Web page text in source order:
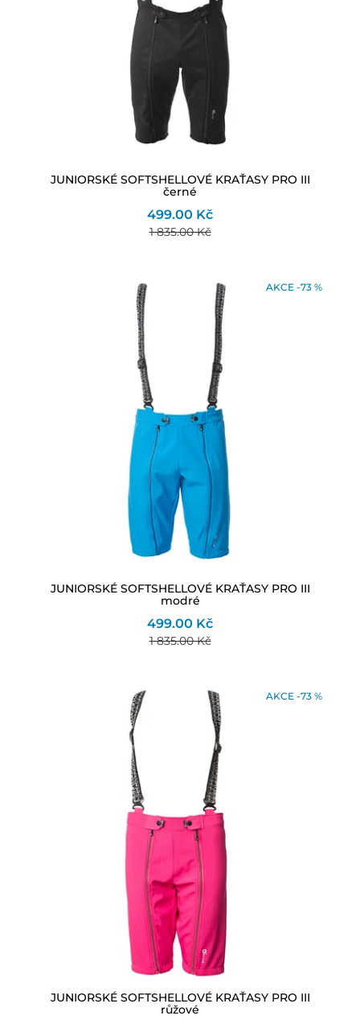
JUNIORSKÉ SOFTSHELLOVÉ KRAŤASY PRO III
černé
499.00 Kč
1 835.00 Kč
AKCE -73 %
JUNIORSKÉ SOFTSHELLOVÉ KRAŤASY PRO III
modré
499.00 Kč
1 835.00 Kč
AKCE -73 %
JUNIORSKÉ SOFTSHELLOVÉ KRAŤASY PRO III
růžové